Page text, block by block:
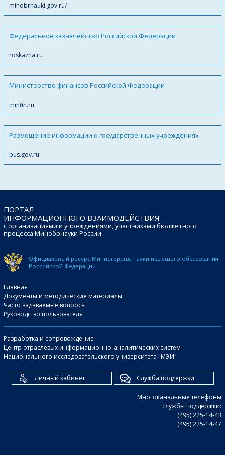
minobrnauki.gov.ru/
Федеральное казначейство Российской Федерации
roskazna.ru
Министерство финансов Российской Федерации
minfin.ru
Размещение информации о государственных учреждениях
bus.gov.ru
ПОРТАЛ
ИНФОРМАЦИОННОГО ВЗАИМОДЕЙСТВИЯ
с организациями и учреждениями, участниками бюджетного
процесса Минобрнауки России
Официальный ресурс Министерства науки ивысшего образования
Российской Федерации
Главная
Документы и методические материалы
Часто задаваемые вопросы
Руководство пользователя
Разработка и сопровождение –
Центр отраслевых информационно-аналитических систем
Национального исследовательского университета "МЭИ"
Личный кабинет Служба поддержки
Многоканальные телефоны
службы поддержки:
(495) 225-14-43
(495) 225-14-47